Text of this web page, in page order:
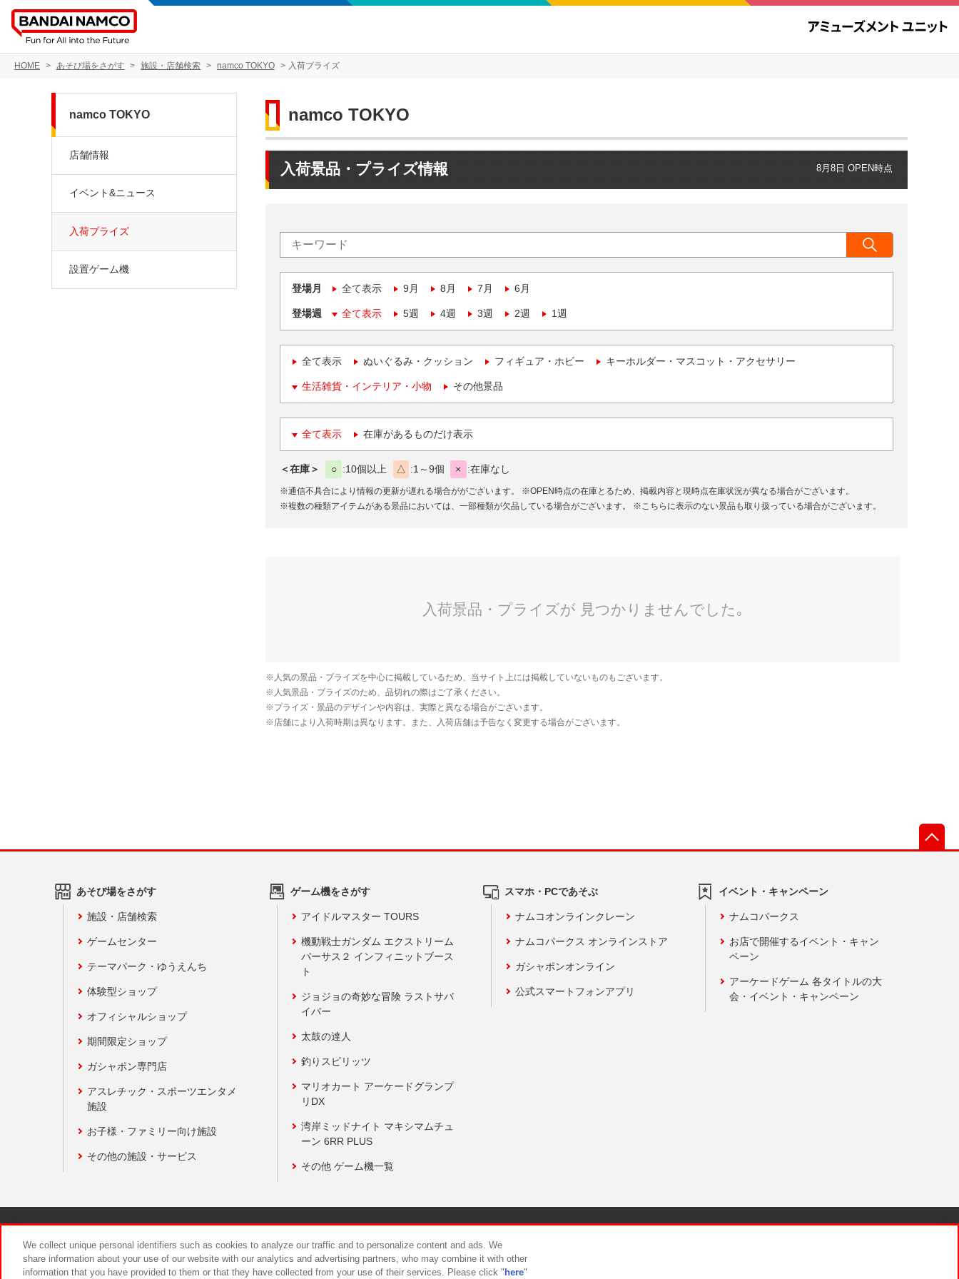
HOME あそび場をさがす 施設・店舗検索 namco TOKYO 入荷プライズ
namco TOKYO
入荷景品・プライズ情報 8月8日 OPEN時点
登場月 全て表示 9月 8月 7月 6月
登場週 全て表示 5週 4週 3週 2週 1週
全て表示 ぬいぐるみ・クッション フィギュア・ホビー キーホルダー・マスコット・アクセサリー
生活雑貨・インテリア・小物 その他景品
全て表示 在庫があるものだけ表示
＜在庫＞ ○ 10個以上 △ 1～9個 × 在庫なし
※通信不具合により情報の更新が遅れる場合ががございます。
※OPEN時点の在庫とるため、掲載内容と現時点在庫状況が異なる場合がございます。
※複数の種類アイテムがある景品においては、一部種類が欠品している場合がございます。
※こちらに表示のない景品も取り扱っている場合がございます。
namco TOKYO
店舗情報
イベント&ニュース
入荷プライズ
設置ゲーム機
あそび場をさがす
施設・店舗検索
ゲームセンター
テーマパーク・ゆうえんち
体験型ショップ
オフィシャルショップ
期間限定ショップ
ガシャポン専門店
アスレチック・スポーツエンタメ
施設
お子様・ファミリー向け施設
その他の施設・サービス
ゲーム機をさがす
アイドルマスター TOURS
機動戦士ガンダム エクストリーム
バーサス２ インフィニットブース
ト
ジョジョの奇妙な冒険 ラストサバ
イバー
太鼓の達人
釣りスピリッツ
マリオカート アーケードグランプ
リDX
湾岸ミッドナイト マキシマムチュ
ーン 6RR PLUS
その他 ゲーム機一覧
スマホ・PCであそぶ
ナムコオンラインクレーン
ナムコパークス オンラインストア
ガシャポンオンライン
公式スマートフォンアプリ
イベント・キャンペーン
ナムコパークス
お店で開催するイベント・キャン
ペーン
アーケードゲーム 各タイトルの大
会・イベント・キャンペーン
食品のご提供について カスタマーハラスメント対応方針
We collect unique personal identifiers such as cookies to analyze our traffic and to personalize content and ads. We
share information about your use of our website with our analytics and advertising partners, who may combine it with other
information that you have provided to them or that they have collected from your use of their services. Please click " here"